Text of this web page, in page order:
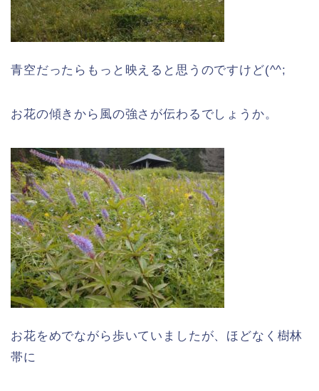
青空だったらもっと映えると思うのですけど(^^;
お花の傾きから風の強さが伝わるでしょうか。
お花をめでながら歩いていましたが、ほどなく樹林
帯に